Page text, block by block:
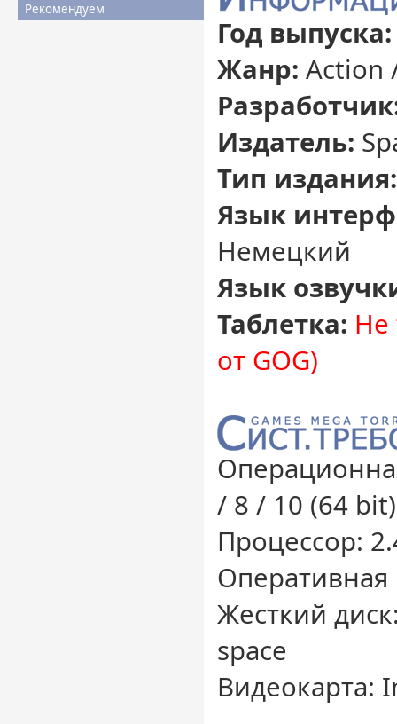
Рекомендуем
Год выпуска:
Жанр: Action
Издатель:
Тип
Язык
Немецкий
Язык
Таблетка: Не
от GOG)
/ 8 / 10 (64 bit)
Процессор:
Оперативная
Жесткий
space
Видеокарта: